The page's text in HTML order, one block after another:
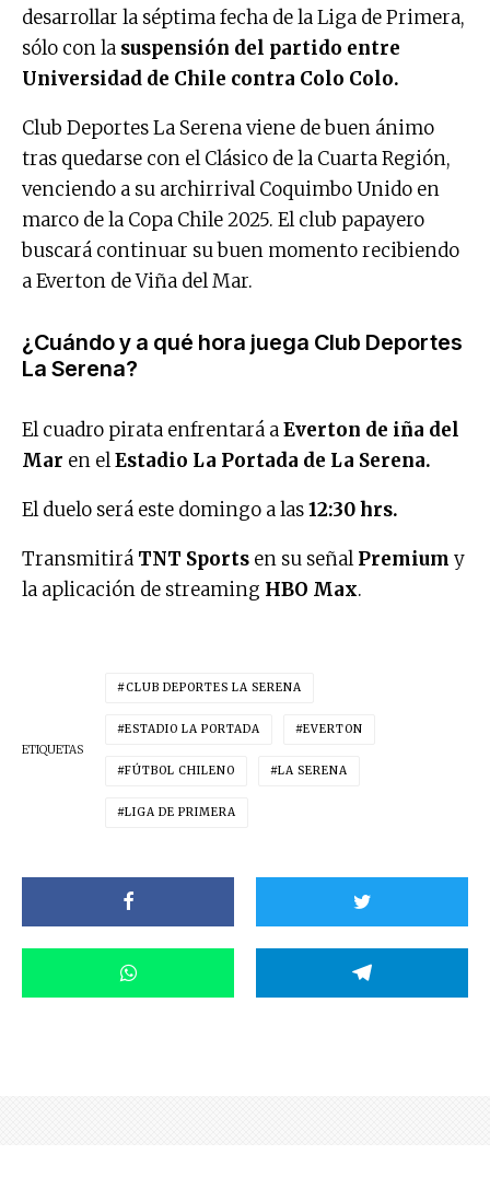
desarrollar la séptima fecha de la Liga de Primera,
sólo con la suspensión del partido entre
Universidad de Chile contra Colo Colo.
Club Deportes La Serena viene de buen ánimo
tras quedarse con el Clásico de la Cuarta Región,
venciendo a su archirrival Coquimbo Unido en
marco de la Copa Chile 2025. El club papayero
buscará continuar su buen momento recibiendo
a Everton de Viña del Mar.
¿Cuándo y a qué hora juega Club Deportes
La Serena?
El cuadro pirata enfrentará aEverton de iña del
Mar en elEstadio La Portada de La Serena.
El duelo será este domingo a las12:30 hrs.
Transmitirá TNT Sports en su señalPremium y
la aplicación de streaming HBO Max.
ETIQUETAS
CLUB DEPORTES LA SERENA
ESTADIO LA PORTADA EVERTON
FÚTBOL CHILENO LA SERENA
LIGA DE PRIMERA